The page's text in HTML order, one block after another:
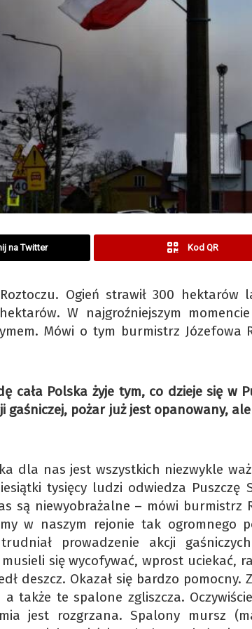
na Twitter Kod QR
Ogień strawił 300 hektarów
W najgroźniejszym
Mówi o tym burmistrz Józefowa
cała Polska żyje tym, co dzieje się w
gaśniczej, pożar już jest opanowany,
dla nas jest wszystkich niezwykle
tysięcy ludzi odwiedza Puszczę
są niewyobrażalne – mówi burmistrz
w naszym rejonie tak ogromnego
prowadzenie akcji
się wycofywać, wprost uciekać,
deszcz. Okazał się bardzo pomocny.
także te spalone zgliszcza.
jest rozgrzana. Spalony mursz